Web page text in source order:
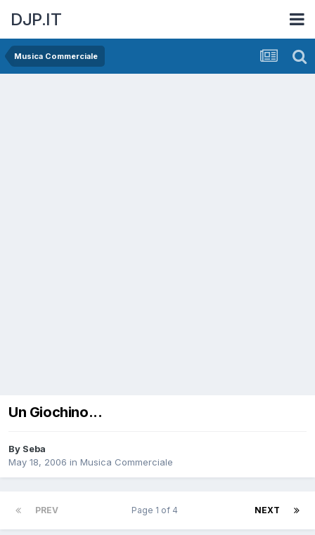
DJP.IT
Musica Commerciale
Un Giochino...
By Seba
May 18, 2006 in Musica Commerciale
PREV NEXT
Page 1 of 4